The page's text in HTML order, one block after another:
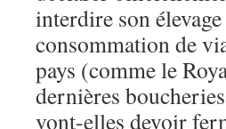
interdire son
consommation de
pays (comme le
dernières
vont-elles devoir